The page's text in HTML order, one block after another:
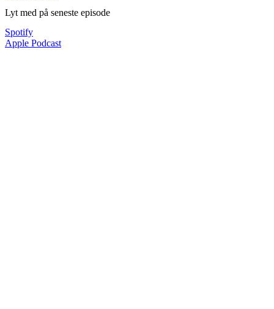
Lyt med på seneste episode
Spotify
Apple Podcast